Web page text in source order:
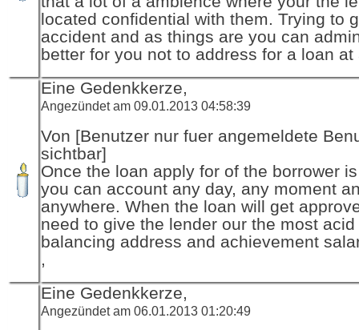
located confidential with them. Trying to
accident and as things are you can
better for you not to address for a loan at
Eine Gedenkkerze,
Angezündet am 09.01.2013 04:58:39
Von [Benutzer nur fuer angemeldete
sichtbar]
Once the loan apply for of the borrower
you can account any day, any moment
anywhere. When the loan will get
need to give the lender our the most
balancing address and achievement
,
Eine Gedenkkerze,
Angezündet am 06.01.2013 01:20:49